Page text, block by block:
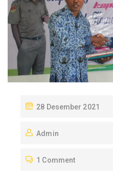
P
S
E
28 Desember 2021
Admin
1 Comment